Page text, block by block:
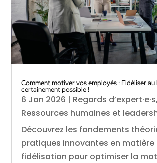
Comment motiver vos employés : Fidéliser
certainement possible !
6 Jan 2026 | Regards d’expert·e·s,
Ressources humaines et
Découvrez les fondements
pratiques innovantes en matière
fidélisation pour optimiser la